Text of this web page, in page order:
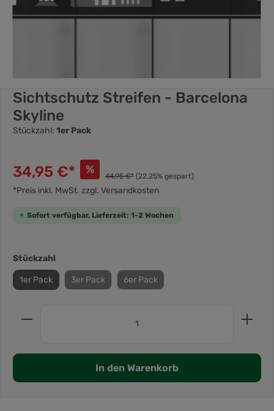
Sichtschutz Streifen - Barcelona
Skyline
Stückzahl: 1er Pack
34,95 €* % 44,95 €* (22.25% gespart)
*Preis inkl. MwSt. zzgl. Versandkosten
Sofort verfügbar, Lieferzeit: 1-2 Wochen
Stückzahl
1er Pack 3er Pack 6er Pack
In den Warenkorb